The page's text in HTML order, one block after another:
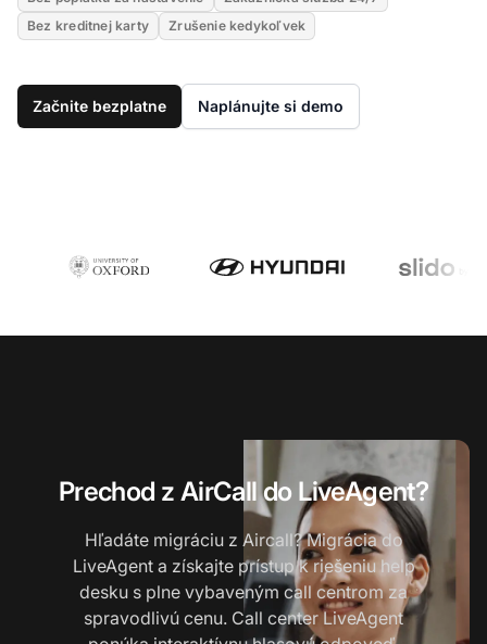
Bez kreditnej karty
Zrušenie kedykoľvek
Začnite bezplatne Naplánujte si demo
Prechod z AirCall do LiveAgent?
Hľadáte migráciu z Aircall? Migrácia do
LiveAgent a získajte prístup k riešeniu help
desku s plne vybaveným call centrom za
spravodlivú cenu. Call center LiveAgent